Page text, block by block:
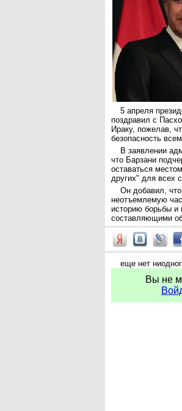
5 апреля
поздравил с
Ираку, пожелав,
безопасность
В заявлении
что Барзани
оставаться
других" для всех
Он добавил,
неотъемлемую
историю борьбы и
составляющими
еще нет
Вы не